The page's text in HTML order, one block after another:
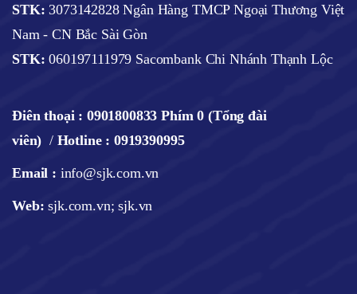
STK: 3073142828 Ngân Hàng TMCP Ngoại Thương Việt
Nam - CN Bắc Sài Gòn
STK:060197111979 Sacombank Chi Nhánh Thạnh Lộc
Điên thoại : 0901800833 Phím 0 (Tổng đài
viên) / Hotline : 0919390995
Email : info@sjk.com.vn
Web: sjk.com.vn; sjk.vn